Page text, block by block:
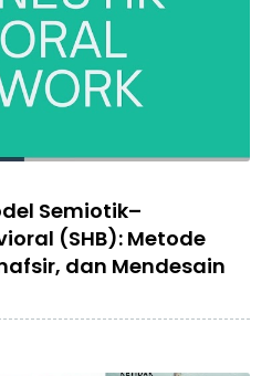
Semiotik–
(SHB): Metode
dan Mendesain